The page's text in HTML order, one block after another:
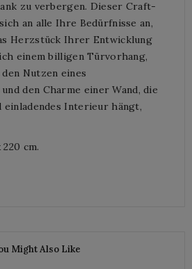
zu verbergen. Dieser Craft-
an alle Ihre Bedürfnisse an,
Herzstück Ihrer Entwicklung
einem billigen Türvorhang,
Nutzen eines
den Charme einer Wand, die
einladendes Interieur hängt,
cm.
Might Also Like